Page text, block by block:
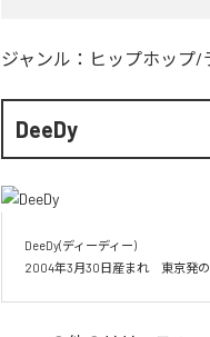
ジャンル： ヒップホップ/
DeeDy
DeeDy(ディーディー)
2004年3月30日産まれ　東京発の